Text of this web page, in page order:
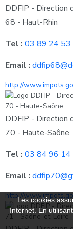
DDFIP - Direction
68 - Haut-Rhin
Tel : 03 89 24 53
Email :
http://
DDFIP - Direction
70 - Haute-Saône
Tel : 03 84 96 14
Email :
http://Les cookies
Internet. En